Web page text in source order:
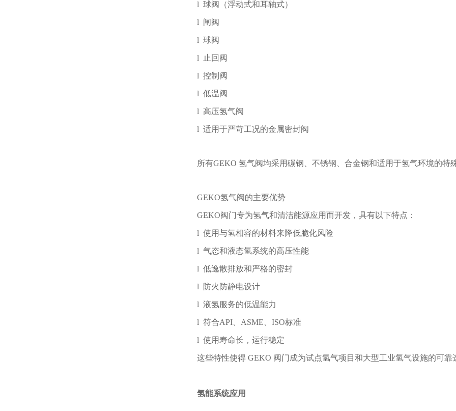
l 球阀（浮动式和耳轴式）
l 闸阀
l 球阀
l 止回阀
l 控制阀
l 低温阀
l 高压氢气阀
l 适用于严苛工况的金属密封阀
所有GEKO 氢气阀均采用碳钢、不锈钢、合金钢和适用于氢气环境的特
GEKO氢气阀的主要优势
GEKO阀门专为氢气和清洁能源应用而开发，具有以下特点：
l 使用与氢相容的材料来降低脆化风险
l 气态和液态氢系统的高压性能
l 低逸散排放和严格的密封
l 防火防静电设计
l 液氢服务的低温能力
l 符合API、ASME、ISO标准
l 使用寿命长，运行稳定
这些特性使得 GEKO 阀门成为试点氢气项目和大型工业氢气设施的可靠
氢能系统应用